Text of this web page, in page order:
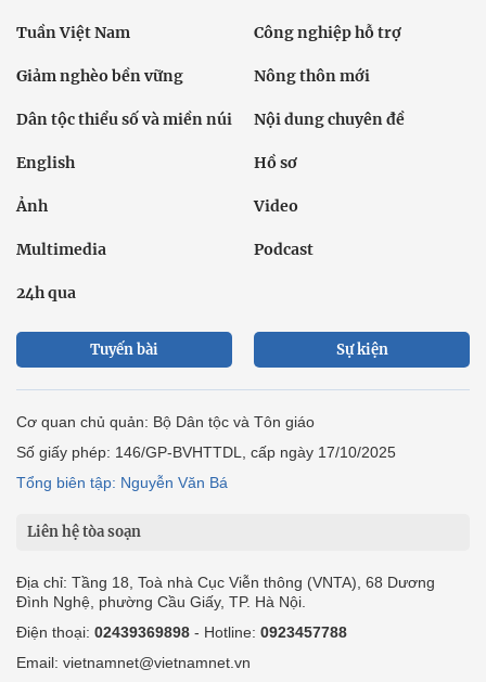
Tuần Việt Nam Công nghiệp hỗ trợ
Giảm nghèo bền vững Nông thôn mới
Dân tộc thiểu số và miền núi Nội dung chuyên đề
English Hồ sơ
Ảnh Video
Multimedia Podcast
24h qua
Tuyến bài Sự kiện
Cơ quan chủ quản: Bộ Dân tộc và Tôn giáo
Số giấy phép: 146/GP-BVHTTDL, cấp ngày 17/10/2025
Tổng biên tập: Nguyễn Văn Bá
Liên hệ tòa soạn
Địa chỉ: Tầng 18, Toà nhà Cục Viễn thông (VNTA), 68 Dương
Đình Nghệ, phường Cầu Giấy, TP. Hà Nội.
Điện thoại: 02439369898 - Hotline: 0923457788
Email: vietnamnet@vietnamnet.vn